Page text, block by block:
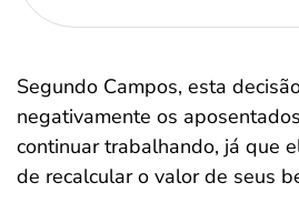
Segundo Campos, esta
negativamente os
continuar trabalhando, já que
de recalcular o valor de seus